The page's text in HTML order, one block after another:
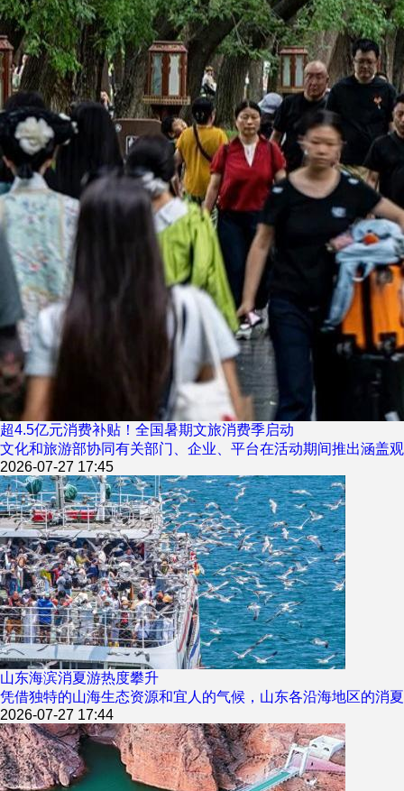
超4.5亿元消费补贴！全国暑期文旅消费季启动
文化和旅游部协同有关部门、企业、平台在活动期间推出涵盖
2026-07-27 17:45
山东海滨消夏游热度攀升
凭借独特的山海生态资源和宜人的气候，山东各沿海地区的消
2026-07-27 17:44